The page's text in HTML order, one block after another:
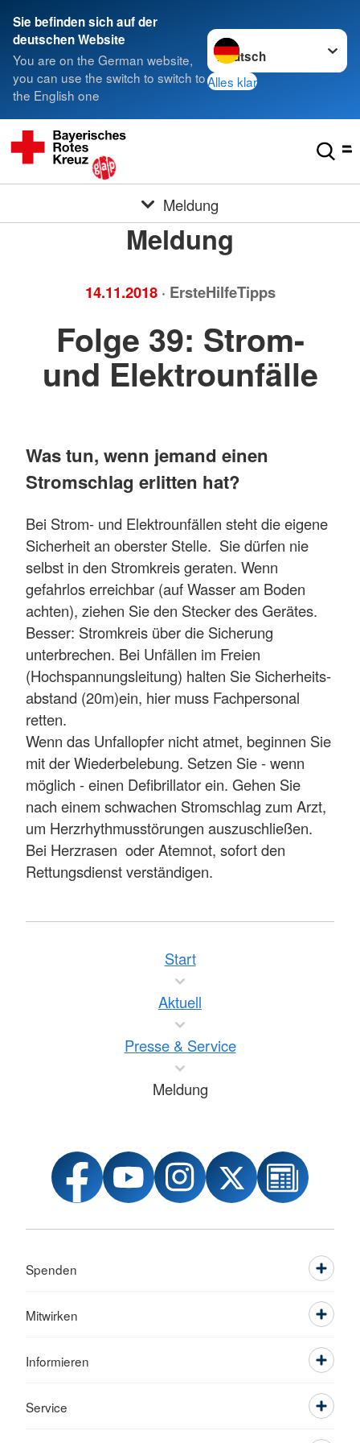
Sie befinden sich auf der
deutschen Website
You are on the German website,
you can use the switch to switch to
the English one
Sprache wechseln zu
Alles klar
Meldung
Meldung
14.11.2018 · ErsteHilfeTipps
Folge 39: Strom-
und Elektrounfälle
Was tun, wenn jemand einen
Stromschlag erlitten hat?
Bei Strom- und Elektrounfällen steht die eigene
Sicherheit an oberster Stelle. Sie dürfen nie
selbst in den Stromkreis geraten. Wenn
gefahrlos erreichbar (auf Wasser am Boden
achten), ziehen Sie den Stecker des Gerätes.
Besser: Stromkreis über die Sicherung
unterbrechen. Bei Unfällen im Freien
(Hochspannungsleitung) halten Sie Sicherheits-
abstand (20m)ein, hier muss Fachpersonal
retten.
Wenn das Unfallopfer nicht atmet, beginnen Sie
mit der Wiederbelebung. Setzen Sie - wenn
möglich - einen Defibrillator ein. Gehen Sie
nach einem schwachen Stromschlag zum Arzt,
um Herzrhythmusstörungen auszuschließen.
Bei Herzrasen oder Atemnot, sofort den
Rettungsdienst verständigen.
Start
Aktuell
Presse & Service
Meldung
Spenden
Mitwirken
Informieren
Service